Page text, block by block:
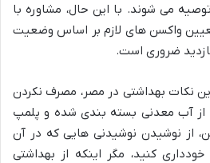
می شوند. با این حال، مشاوره با
واکسن های لازم بر اساس وضعیت
ضروری است.
نکات بهداشتی در مصر، مصرف نکردن
آب معدنی بسته بندی شده و پلمپ
از نوشیدن نوشیدنی هایی که در آن
کنید، مگر اینکه از بهداشتی